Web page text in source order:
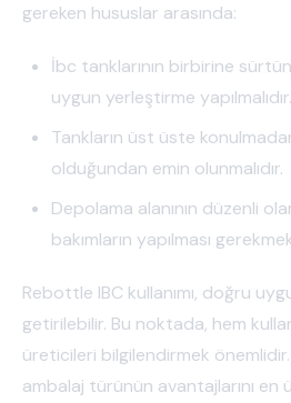
gereken hususlar arasında:
İbc tanklarının birbirine
uygun yerleştirme yapılmalıdır.
Tankların üst üste
olduğundan emin olunmalıdır.
Depolama alanının düzenli
bakımların yapılması
Rebottle IBC kullanımı, doğru
getirilebilir. Bu noktada, hem
üreticileri bilgilendirmek
ambalaj türünün avantajlarını en